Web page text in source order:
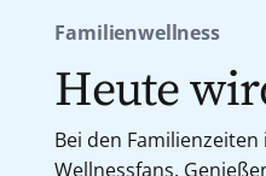
Familienwellness
Heute
Bei den
Wellnessfans.